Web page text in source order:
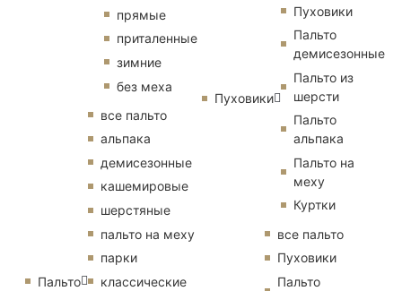
прямые
приталенные
зимние
без меха
Пальто
все пальто
альпака
демисезонные
кашемировые
шерстяные
пальто на меху
парки
классические
Пуховики
Пуховики
Пальто
демисезонные
Пальто из
шерсти
Пальто
альпака
Пальто на
меху
Куртки
все пальто
Пуховики
Пальто